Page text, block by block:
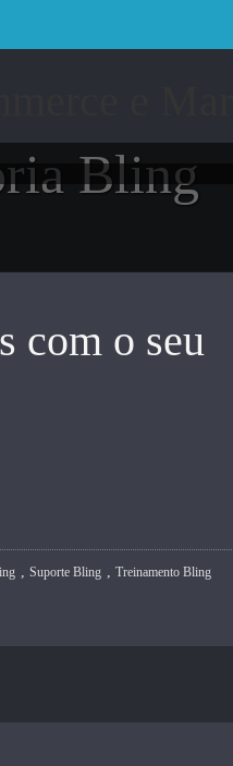
Bling
com o seu
,Suporte Bling ,Treinamento Bling